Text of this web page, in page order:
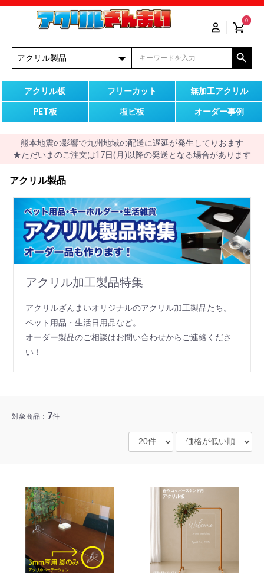
0
アクリル板 フリーカット 無加工アクリル
PET板 塩ビ板 オーダー事例
熊本地震の影響で九州地域の配送に遅延が発生してりおます
★ただいまのご注文は17日(月)以降の発送となる場合があります
アクリル製品
アクリル加工製品特集
アクリルざんまいオリジナルのアクリル加工製品たち。
ペット用品・生活日用品など。
オーダー製品のご相談はお問い合わせからご連絡くださ
い！
対象商品： 7件